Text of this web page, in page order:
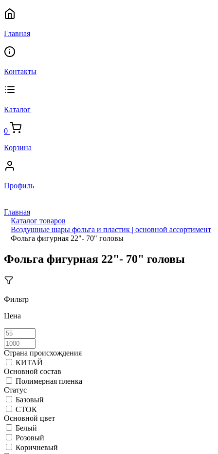
Главная
Контакты
Каталог
0
Корзина
Профиль
Главная
Каталог товаров
Воздушные шары фольга и пластик | основной ассортимент
Фольга фигурная 22"- 70" головы
Фольга фигурная 22"- 70" головы
Фильтр
Цена
Страна происхождения
КИТАЙ
Основной состав
Полимерная пленка
Статус
Базовый
СТОК
Основной цвет
Белый
Розовый
Коричневый